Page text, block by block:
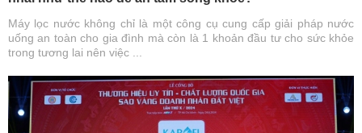
Máy lọc nước không chỉ là một công cụ cung cấp giải pháp nước
uống an toàn cho gia đình mà còn là 1 khoản đầu tư cho sức khỏe
trong tương lai nên việc ...